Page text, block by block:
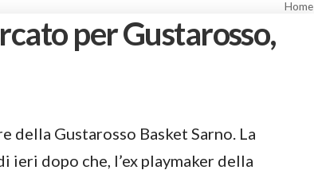
Home
per Gustarosso,
della Gustarosso Basket Sarno. La
dopo che, l’ex playmaker della